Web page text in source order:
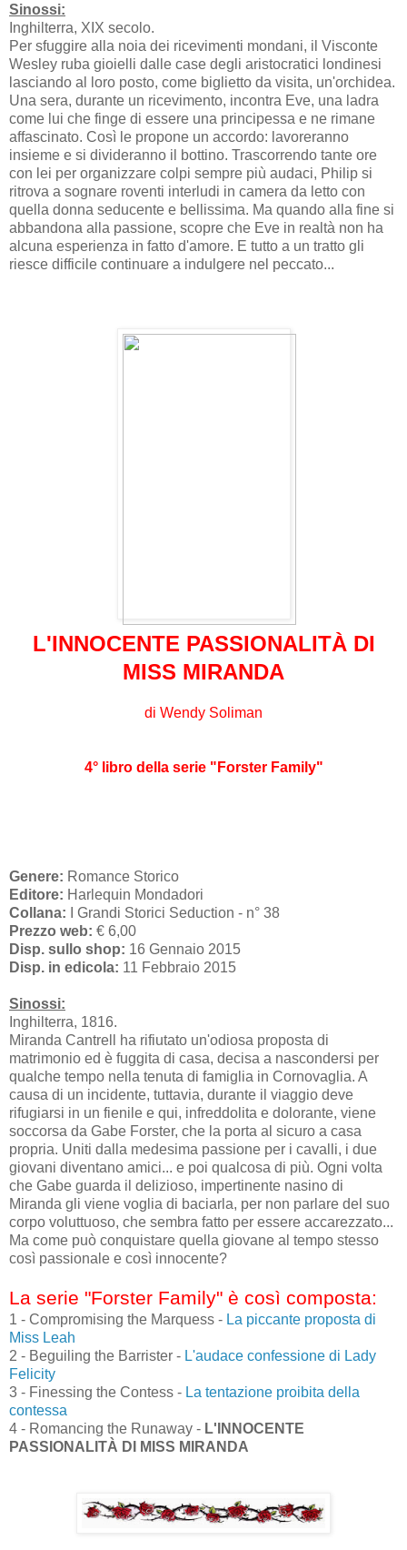
Sinossi:
Inghilterra, XIX secolo.
Per sfuggire alla noia dei ricevimenti mondani, il Visconte
Wesley ruba gioielli dalle case degli aristocratici londinesi
lasciando al loro posto, come biglietto da visita, un'orchidea.
Una sera, durante un ricevimento, incontra Eve, una ladra
come lui che finge di essere una principessa e ne rimane
affascinato. Così le propone un accordo: lavoreranno
insieme e si divideranno il bottino. Trascorrendo tante ore
con lei per organizzare colpi sempre più audaci, Philip si
ritrova a sognare roventi interludi in camera da letto con
quella donna seducente e bellissima. Ma quando alla fine si
abbandona alla passione, scopre che Eve in realtà non ha
alcuna esperienza in fatto d'amore. E tutto a un tratto gli
riesce difficile continuare a indulgere nel peccato...
L'INNOCENTE PASSIONALITÀ DI
MISS MIRANDA
di Wendy Soliman
4° libro della serie "Forster Family"
Genere: Romance Storico
Editore: Harlequin Mondadori
Collana:
I Grandi Storici Seduction - n° 38
Prezzo web: € 6,00
Disp. sullo shop: 16 Gennaio 2015
Disp. in edicola: 11 Febbraio 2015
Sinossi:
Inghilterra, 1816.
Miranda Cantrell ha rifiutato un'odiosa proposta di
matrimonio ed è fuggita di casa, decisa a nascondersi per
qualche tempo nella tenuta di famiglia in Cornovaglia. A
causa di un incidente, tuttavia, durante il viaggio deve
rifugiarsi in un fienile e qui, infreddolita e dolorante, viene
soccorsa da Gabe Forster, che la porta al sicuro a casa
propria. Uniti dalla medesima passione per i cavalli, i due
giovani diventano amici... e poi qualcosa di più. Ogni volta
che Gabe guarda il delizioso, impertinente nasino di
Miranda gli viene voglia di baciarla, per non parlare del suo
corpo voluttuoso, che sembra fatto per essere accarezzato...
Ma come può conquistare quella giovane al tempo stesso
così passionale e così innocente?
La serie "Forster Family" è così composta:
1 - Compromising the Marquess - La piccante proposta di
Miss Leah
2 - Beguiling the Barrister - L'audace confessione di Lady
Felicity
3 - Finessing the Contess - La tentazione proibita della
contessa
4 - Romancing the Runaway - L'INNOCENTE
PASSIONALITÀ DI MISS MIRANDA